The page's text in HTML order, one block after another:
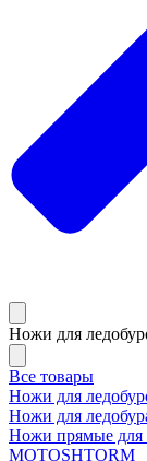
Ножи для
Все товары
Ножи для
Ножи для
Ножи прямые
MOTOSHTORM